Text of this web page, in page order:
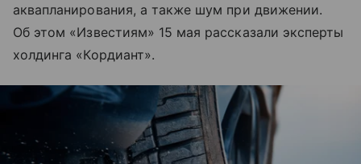
аквапланирования, а также шум при движении.
Об этом «Известиям» 15 мая рассказали эксперты
холдинга «Кордиант».